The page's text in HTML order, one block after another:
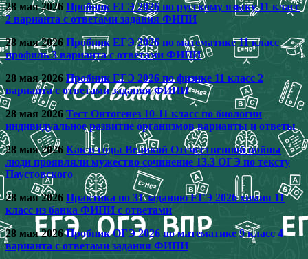
28 мая 2026 Пробник ЕГЭ 2026 по русскому языку 11 класс
2 варианта с ответами задания ФИПИ
28 мая 2026 Пробник ЕГЭ 2026 по математике 11 класс
профиль 3 варианта с ответами ФИПИ
28 мая 2026 Пробник ЕГЭ 2026 по физике 11 класс 2
варианта с ответами задания ФИПИ
28 мая 2026 Тест Онтогенез 10-11 класс по биологии
индивидуальное развитие организмов варианты и ответы
28 мая 2026 Как в годы Великой Отечественной войны
люди проявляли мужество сочинение 13.3 ОГЭ по тексту
Паустовского
28 мая 2026 Практика по 31 заданию ЕГЭ 2026 химия 11
класс из банка ФИПИ с ответами
28 мая 2026Пробник ОГЭ 2026 по математике 9 класс 4
варианта с ответами задания ФИПИ